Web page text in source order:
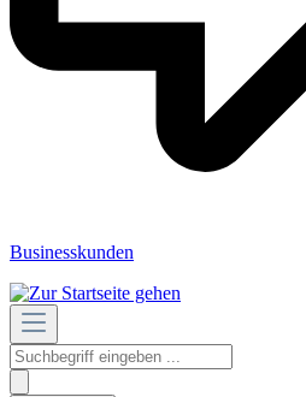
Businesskunden